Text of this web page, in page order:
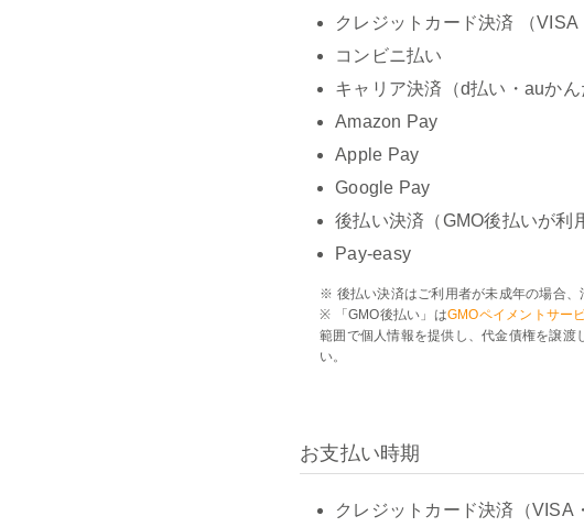
クレジットカード決済 （
コンビニ払い
キャリア決済（d払い・auか
Amazon Pay
Apple Pay
Google Pay
後払い決済（GMO後払いが利
Pay-easy
※ 後払い決済はご利用者が未成年の場合、
※ 「GMO後払い」はGMOペイメントサー
範囲で個人情報を提供し、代金債権を譲渡
い。
お支払い時期
クレジットカード決済（VISA